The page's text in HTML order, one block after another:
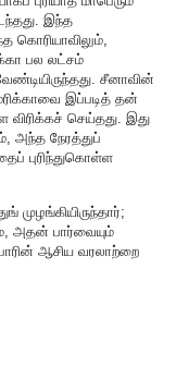
இந்த
கொரியாவிலும்,
பல லட்சம்
சீனாவின்
இப்படித் தன்
செய்தது. இது
அந்த நேரத்துப்
புரிந்துகொள்ள
முழங்கியிருந்தார்;
அதன் பார்வையும்
ஆசிய வரலாற்றை